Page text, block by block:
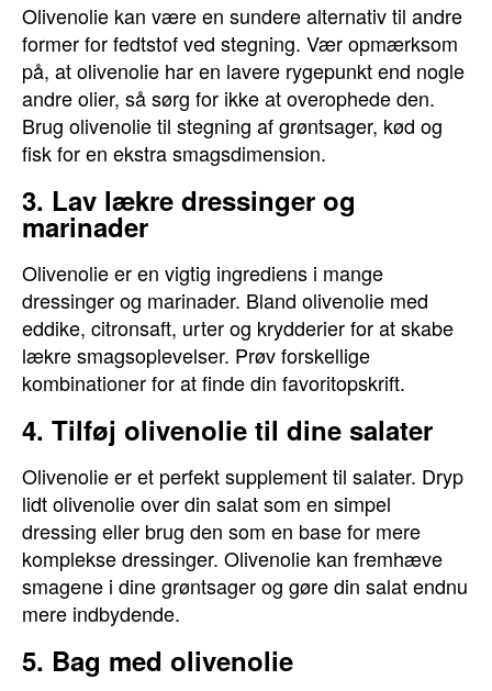
Olivenolie kan være en sundere alternativ til andre
former for fedtstof ved stegning. Vær opmærksom
på, at olivenolie har en lavere rygepunkt end nogle
andre olier, så sørg for ikke at overophede den.
Brug olivenolie til stegning af grøntsager, kød og
fisk for en ekstra smagsdimension.
3. Lav lækre dressinger og
marinader
Olivenolie er en vigtig ingrediens i mange
dressinger og marinader. Bland olivenolie med
eddike, citronsaft, urter og krydderier for at skabe
lækre smagsoplevelser. Prøv forskellige
kombinationer for at finde din favoritopskrift.
4. Tilføj olivenolie til dine salater
Olivenolie er et perfekt supplement til salater. Dryp
lidt olivenolie over din salat som en simpel
dressing eller brug den som en base for mere
komplekse dressinger. Olivenolie kan fremhæve
smagene i dine grøntsager og gøre din salat endnu
mere indbydende.
5. Bag med olivenolie